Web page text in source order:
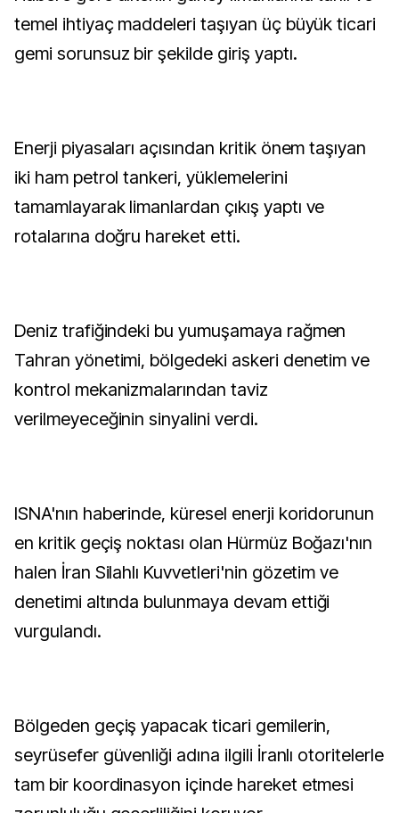
temel ihtiyaç maddeleri taşıyan üç büyük ticari
gemi sorunsuz bir şekilde giriş yaptı.
Enerji piyasaları açısından kritik önem taşıyan
iki ham petrol tankeri, yüklemelerini
tamamlayarak limanlardan çıkış yaptı ve
rotalarına doğru hareket etti.
Deniz trafiğindeki bu yumuşamaya rağmen
Tahran yönetimi, bölgedeki askeri denetim ve
kontrol mekanizmalarından taviz
verilmeyeceğinin sinyalini verdi.
ISNA'nın haberinde, küresel enerji koridorunun
en kritik geçiş noktası olan Hürmüz Boğazı'nın
halen İran Silahlı Kuvvetleri'nin gözetim ve
denetimi altında bulunmaya devam ettiği
vurgulandı.
Bölgeden geçiş yapacak ticari gemilerin,
seyrüsefer güvenliği adına ilgili İranlı otoritelerle
tam bir koordinasyon içinde hareket etmesi